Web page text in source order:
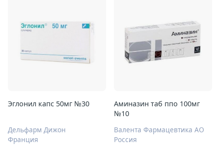
Эглонил капс 50мг №30
Дельфарм Дижон
Франция
Аминазин таб ппо 100мг
№10
Валента Фармацевтика АО
Россия